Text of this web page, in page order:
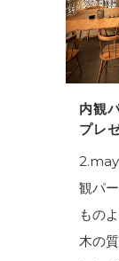
内観
プレ
観パ
もの
木の